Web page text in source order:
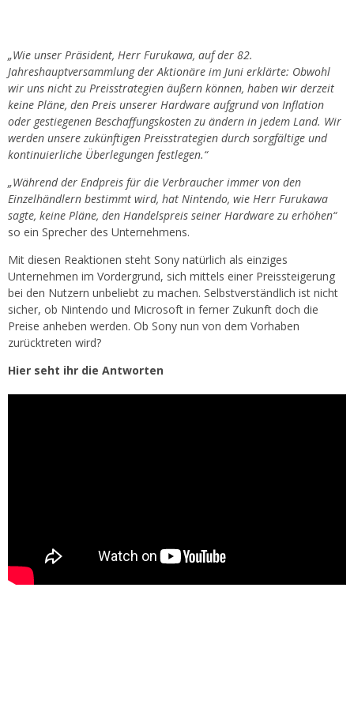
„Wie unser Präsident, Herr Furukawa, auf der 82.
Jahreshauptversammlung der Aktionäre im Juni erklärte: Obwohl
wir uns nicht zu Preisstrategien äußern können, haben wir derzeit
keine Pläne, den Preis unserer Hardware aufgrund von Inflation
oder gestiegenen Beschaffungskosten zu ändern in jedem Land. Wir
werden unsere zukünftigen Preisstrategien durch sorgfältige und
kontinuierliche Überlegungen festlegen.“
„Während der Endpreis für die Verbraucher immer von den
Einzelhändlern bestimmt wird, hat Nintendo, wie Herr Furukawa
sagte, keine Pläne, den Handelspreis seiner Hardware zu erhöhen“
so ein Sprecher des Unternehmens.
Mit diesen Reaktionen steht Sony natürlich als einziges
Unternehmen im Vordergrund, sich mittels einer Preissteigerung
bei den Nutzern unbeliebt zu machen. Selbstverständlich ist nicht
sicher, ob Nintendo und Microsoft in ferner Zukunft doch die
Preise anheben werden. Ob Sony nun von dem Vorhaben
zurücktreten wird?
Hier seht ihr die Antworten